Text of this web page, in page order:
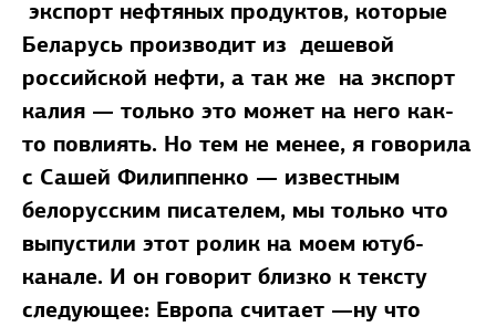
экспорт нефтяных продуктов, которые
Беларусь производит из дешевой
российской нефти, а так же на экспорт
калия — только это может на него как-
то повлиять. Но тем не менее, я говорила
с Сашей Филиппенко — известным
белорусским писателем, мы только что
выпустили этот ролик на моем ютуб-
канале. И он говорит близко к тексту
следующее: Европа считает —ну что